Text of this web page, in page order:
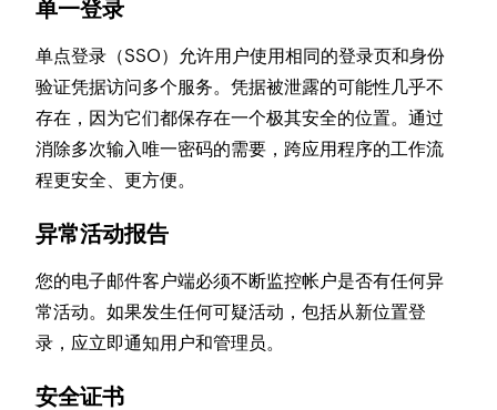
单一登录
单点登录（SSO）允许用户使用相同的登录页和身份
验证凭据访问多个服务。凭据被泄露的可能性几乎不
存在，因为它们都保存在一个极其安全的位置。通过
消除多次输入唯一密码的需要，跨应用程序的工作流
程更安全、更方便。
异常活动报告
您的电子邮件客户端必须不断监控帐户是否有任何异
常活动。如果发生任何可疑活动，包括从新位置登
录，应立即通知用户和管理员。
安全证书